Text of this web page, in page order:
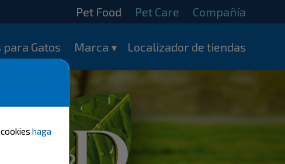
haga
Pet Food Pet Care Compañía
Gatos Marca Localizador de tiendas